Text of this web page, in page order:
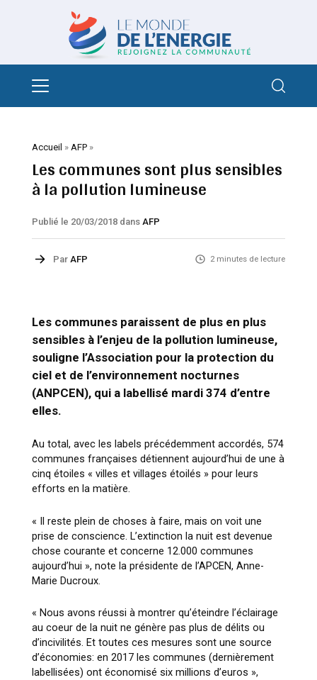
Accueil » AFP»
Les communes sont plus sensibles
à la pollution lumineuse
Publié le 20/03/2018 dans AFP
Par AFP 2 minutes de lecture
Les communes paraissent de plus en plus
sensibles à l’enjeu de la pollution lumineuse,
souligne l’Association pour la protection du
ciel et de l’environnement nocturnes
(ANPCEN), qui a labellisé mardi 374 d’entre
elles.
Au total, avec les labels précédemment accordés, 574
communes françaises détiennent aujourd’hui de une à
cinq étoiles « villes et villages étoilés » pour leurs
efforts en la matière.
« Il reste plein de choses à faire, mais on voit une
prise de conscience. L’extinction la nuit est devenue
chose courante et concerne 12.000 communes
aujourd’hui », note la présidente de l’APCEN, Anne-
Marie Ducroux.
« Nous avons réussi à montrer qu’éteindre l’éclairage
au coeur de la nuit ne génère pas plus de délits ou
d’incivilités. Et toutes ces mesures sont une source
d’économies: en 2017 les communes (dernièrement
labellisées) ont économisé six millions d’euros »,